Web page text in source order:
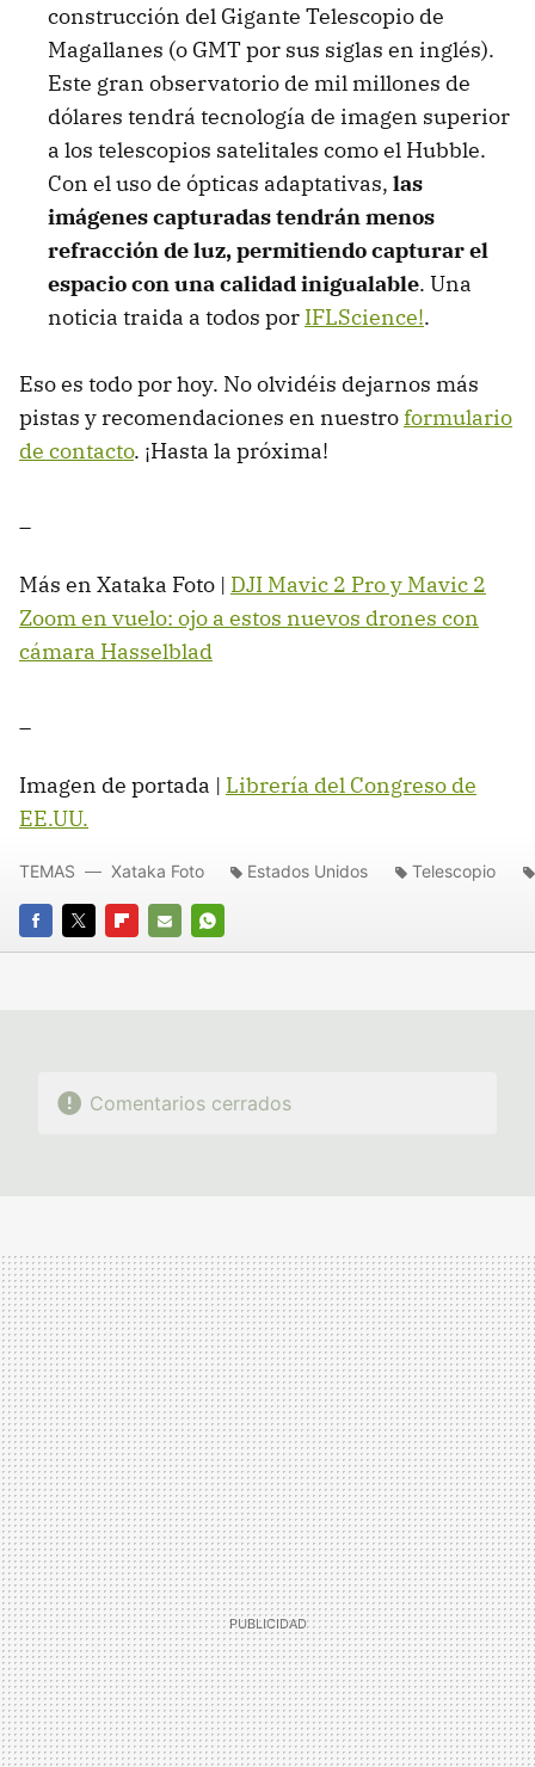
construcción del Gigante Telescopio de
Magallanes (o GMT por sus siglas en inglés).
Este gran observatorio de mil millones de
dólares tendrá tecnología de imagen superior
a los telescopios satelitales como el Hubble.
Con el uso de ópticas adaptativas, las
imágenes capturadas tendrán menos
refracción de luz, permitiendo capturar el
espacio con una calidad inigualable. Una
noticia traida a todos por IFLScience!.
Eso es todo por hoy. No olvidéis dejarnos más
pistas y recomendaciones en nuestroformulario
de contacto. ¡Hasta la próxima!
Más en Xataka Foto | DJI Mavic 2 Pro y Mavic 2
Zoom en vuelo: ojo a estos nuevos drones con
cámara Hasselblad
Imagen de portada | Librería del Congreso de
EE.UU.
FACEBOOK
TWITTERFLIPBOARD
E-
WHATSAPP
TEMAS Xataka Foto Estados Unidos Telescopio
Comentarios cerrados